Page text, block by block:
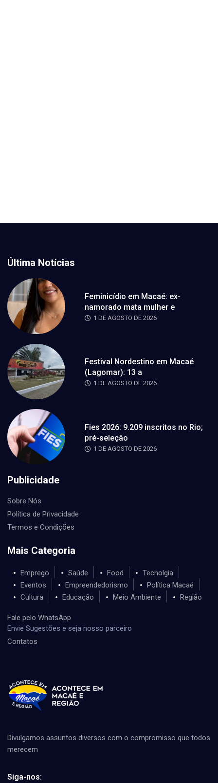
Última Notícias
Feminicídio em Macaé: ex-
namorado mata mulher e
1 DE AGOSTO DE 2026
Festival Nordestino em Macaé
(Lagomar): 13 a
1 DE AGOSTO DE 2026
Fies 2026: 9.209 inscritos no Rio;
pré-seleção
1 DE AGOSTO DE 2026
Publicidade
Sobre Nós
Política de Privacidade
Termos e Condições
Mais Categoria
Emprego Saúde Food
Tecnolgia
Eventos
Empreendedorismo
Política Macaé
Cultura
Educação Meio Ambiente Região
Fale pelo WhatsApp
Envie Sugestões e seja nosso parceiro
Contatos
Divulgamos assuntos diversos com o compromisso que todos
merecem
Siga-nos: